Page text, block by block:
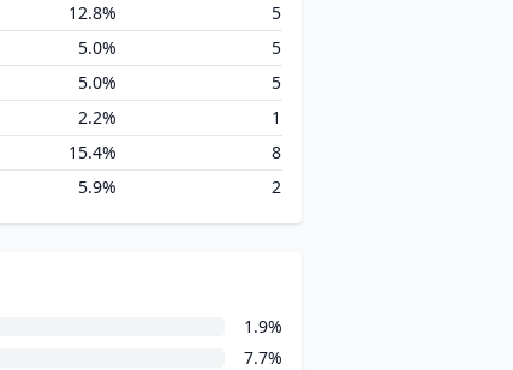
12.8%
5
5.0%
5
5.0%
5
2.2%
1
15.4%
8
5.9% 2
1.9%
7.7%